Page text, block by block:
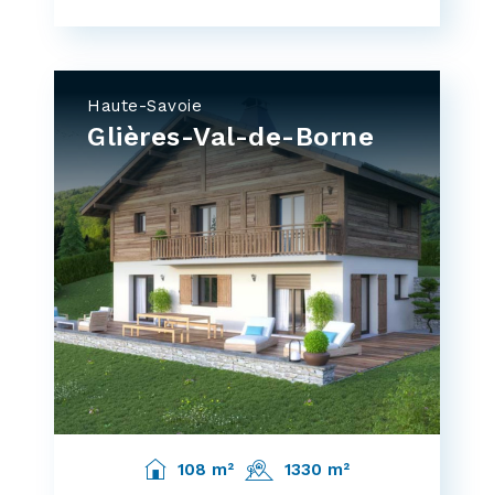
Haute-Savoie
Glières-Val-de-Borne
108 m² 1330 m²